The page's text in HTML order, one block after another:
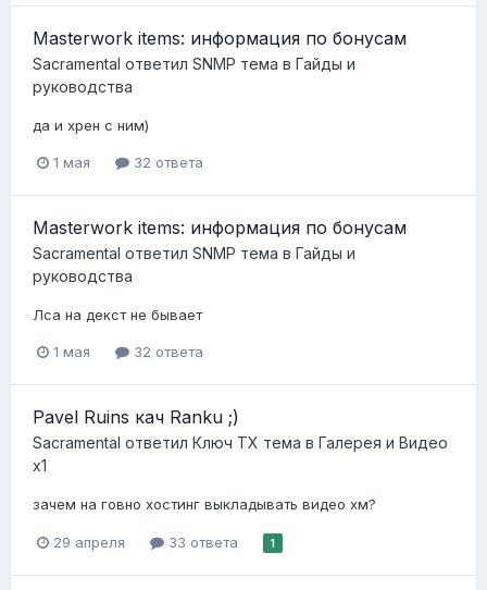
Masterwork items: информация по бонусам
Sacramental ответил SNMP тема в Гайды и
руководства
да и хрен с ним)
1 мая 32 ответа
Masterwork items: информация по бонусам
Sacramental ответил SNMP тема в Гайды и
руководства
Лса на декст не бывает
1 мая 32 ответа
Pavel Ruins кач Ranku ;)
Sacramental ответил Ключ ТХ тема в Галерея и Видео
x1
зачем на говно хостинг выкладывать видео хм?
29 апреля 33 ответа 1